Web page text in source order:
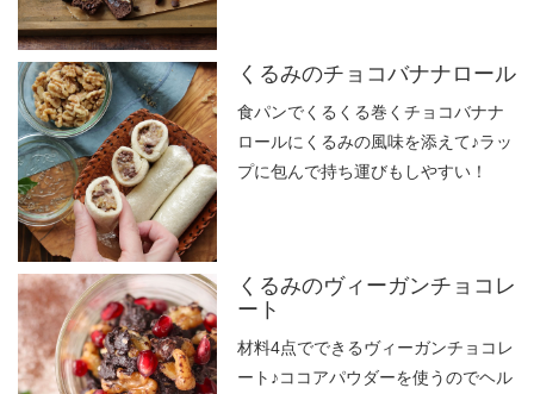
くるみのチョコバナナロール
食パンでくるくる巻くチョコバナナ
ロールにくるみの風味を添えて♪ラッ
プに包んで持ち運びもしやすい！
くるみのヴィーガンチョコレ
ート
材料4点でできるヴィーガンチョコレ
ート♪ココアパウダーを使うのでヘル